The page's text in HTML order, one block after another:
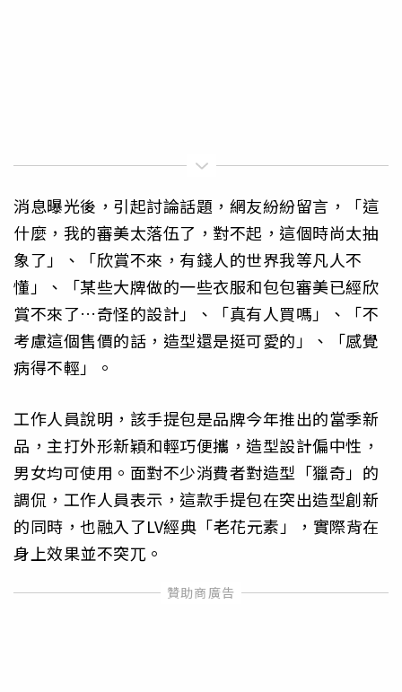
消息曝光後，引起討論話題，網友紛紛留言，「這
什麼，我的審美太落伍了，對不起，這個時尚太抽
象了」、「欣賞不來，有錢人的世界我等凡人不
懂」、「某些大牌做的一些衣服和包包審美已經欣
賞不來了…奇怪的設計」、「真有人買嗎」、「不
考慮這個售價的話，造型還是挺可愛的」、「感覺
病得不輕」。
工作人員說明，該手提包是品牌今年推出的當季新
品，主打外形新穎和輕巧便攜，造型設計偏中性，
男女均可使用。面對不少消費者對造型「獵奇」的
調侃，工作人員表示，這款手提包在突出造型創新
的同時，也融入了LV經典「老花元素」，實際背在
身上效果並不突兀。